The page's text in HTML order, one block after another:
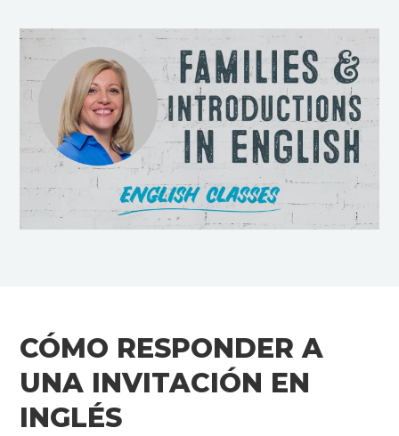
CÓMO RESPONDER A
UNA INVITACIÓN EN
INGLÉS